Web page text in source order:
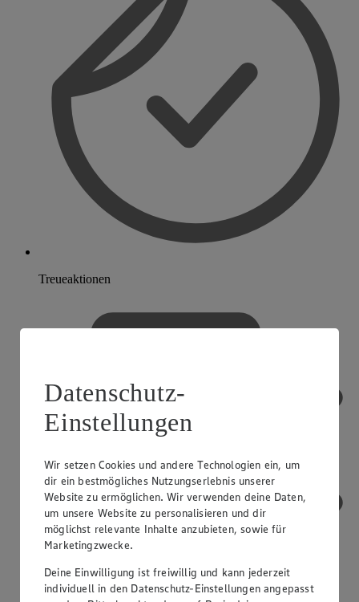
Treueaktionen
Datenschutz-
Einstellungen
Wir setzen Cookies und andere Technologien ein, um
dir ein bestmögliches Nutzungserlebnis unserer
Website zu ermöglichen. Wir verwenden deine Daten,
um unsere Website zu personalisieren und dir
möglichst relevante Inhalte anzubieten, sowie für
Marketingzwecke.
Deine Einwilligung ist freiwillig und kann jederzeit
individuell in den Datenschutz-Einstellungen angepasst